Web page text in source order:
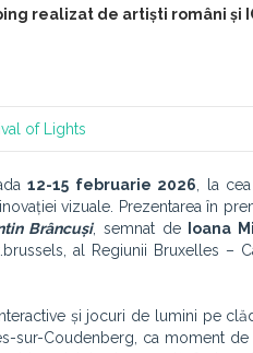
realizat de artiști români și
of Lights
12-15 februarie 2026 , la
vizuale. Prezentarea în
Brâncuși, semnat de Ioana
al Regiunii Bruxelles –
și jocuri de lumini pe
sur-Coudenberg, ca moment